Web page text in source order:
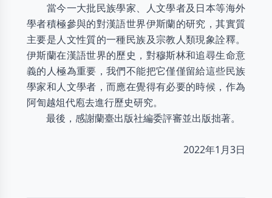
當今一大批民族學家、人文學者及日本等海外
學者積極參與的對漢語世界伊斯蘭的研究，其實質
主要是人文性質的一種民族及宗教人類現象詮釋。
伊斯蘭在漢語世界的歷史，對穆斯林和追尋生命意
義的人極為重要，我們不能把它僅僅留給這些民族
學家和人文學者，而應在覺得有必要的時候，作為
阿訇越俎代庖去進行歷史研究。
最後，感謝蘭臺出版社編委評審並出版拙著。
2022年1月3日